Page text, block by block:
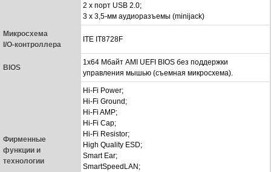
2 x порт USB 2.0;
3 x 3,5-мм аудиоразъемы (minijack)
Микросхема
I/O-контроллера
ITE IT8728F
BIOS
1x64 Мбайт AMI UEFI BIOS без поддержки
управления мышью (съемная микросхема).
Фирменные
функции и
технологии
Hi-Fi Power;
Hi-Fi Ground;
Hi-Fi AMP;
Hi-Fi Cap;
Hi-Fi Resistor;
High Quality ESD;
Smart Ear;
SmartSpeedLAN;